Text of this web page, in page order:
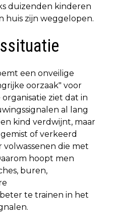
duizenden kinderen
huis zijn weggelopen.
een onveilige
oorzaak" voor
ziet dat in
al lang
kind verdwijnt, maar
of verkeerd
die met
hoopt men
buren,
te trainen in het